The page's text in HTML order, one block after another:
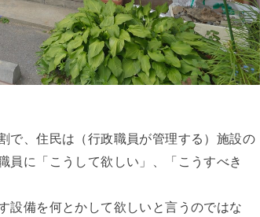
で、住民は（行政職員が管理する）施設の
員に「こうして欲しい」、「こうすべき
設備を何とかして欲しいと言うのではな